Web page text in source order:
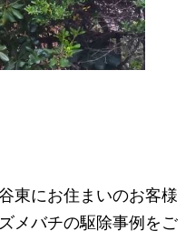
東にお住まいのお客様
メバチの駆除事例をご